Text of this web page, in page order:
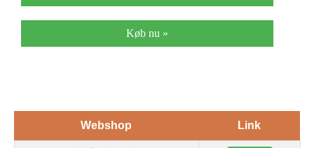
Køb nu »
Webshop Link